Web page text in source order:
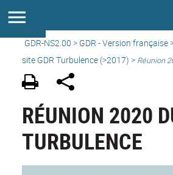
GDR-NS2.00 > GDR - Version française
site GDR Turbulence (>2017) > Réunion
RÉUNION 2020
TURBULENCE